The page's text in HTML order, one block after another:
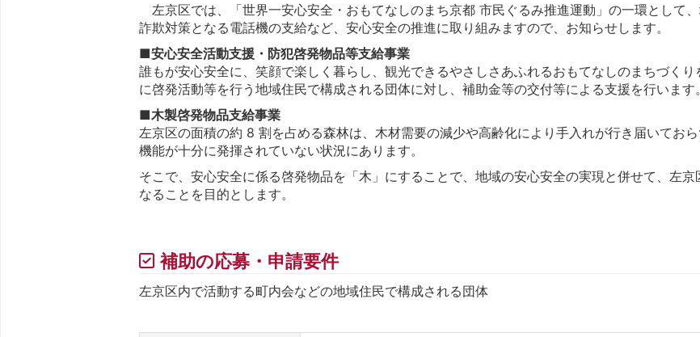
左京区では、「世界一安心安全・おもてなしのまち京都 市民ぐるみ推進運動」の一環として
詐欺対策となる電話機の支給など、安心安全の推進に取り組みますので、お知らせします。
■安心安全活動支援・防犯啓発物品等支給事業
誰もが安心安全に、笑顔で楽しく暮らし、観光できるやさしさあふれるおもてなしのまちづく
に啓発活動等を行う地域住民で構成される団体に対し、補助金等の交付等による支援を行います。
■木製啓発物品支給事業
左京区の面積の約 8 割を占める森林は、木材需要の減少や高齢化により手入れが行き届いてお
機能が十分に発揮されていない状況にあります。
そこで、安心安全に係る啓発物品を「木」にすることで、地域の安心安全の実現と併せて、左
なることを目的とします。
補助の応募・申請要件
左京区内で活動する町内会などの地域住民で構成される団体